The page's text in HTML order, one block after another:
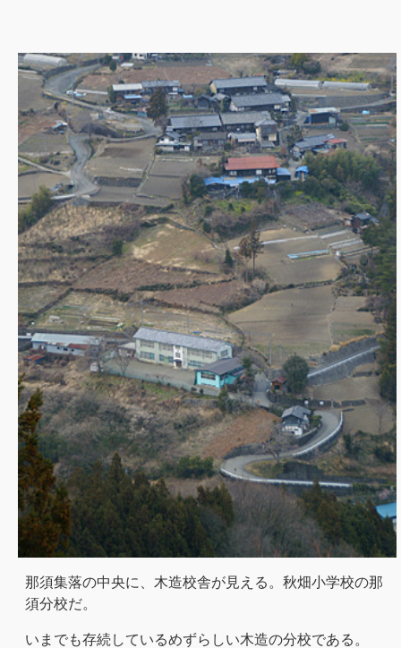
那須集落の中央に、木造校舎が見える。秋畑小学校の那
須分校だ。
いまでも存続しているめずらしい木造の分校である。